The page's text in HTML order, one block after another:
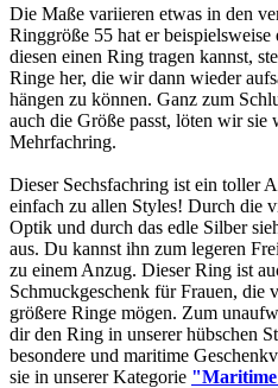
Die Maße variieren etwas in den
Ringgröße 55 hat er
diesen einen Ring tragen kannst,
Ringe her, die wir dann wieder
hängen zu können. Ganz zum
auch die Größe passt, löten wir sie
Mehrfachring.
Dieser Sechsfachring ist ein toller
einfach zu allen Styles! Durch die
Optik und durch das edle Silber
aus. Du kannst ihn zum legeren
zu einem Anzug. Dieser Ring ist
Schmuckgeschenk für Frauen, die
größere Ringe mögen. Zum
dir den Ring in unserer hübschen
besondere und maritime
sie in unserer Kategorie "Maritime